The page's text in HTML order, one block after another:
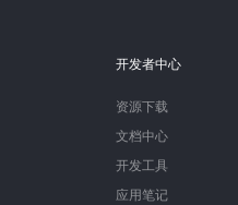
开发者中心
资源下载
文档中心
开发工具
应用笔记